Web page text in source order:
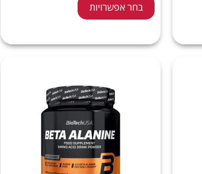
בחר אפשרויות